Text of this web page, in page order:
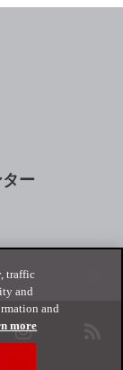
ー
instagram
traffic
and
and
more